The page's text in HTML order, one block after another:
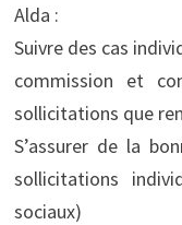
Alda :
Suivre des cas
commission et
sollicitations que
S’assurer de la
sollicitations
sociaux)